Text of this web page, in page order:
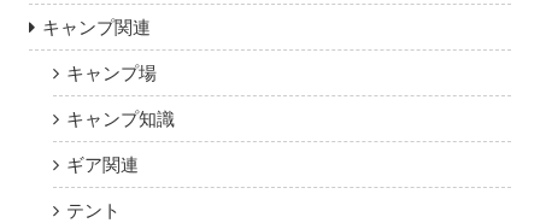
キャンプ関連
キャンプ場
キャンプ知識
ギア関連
テント